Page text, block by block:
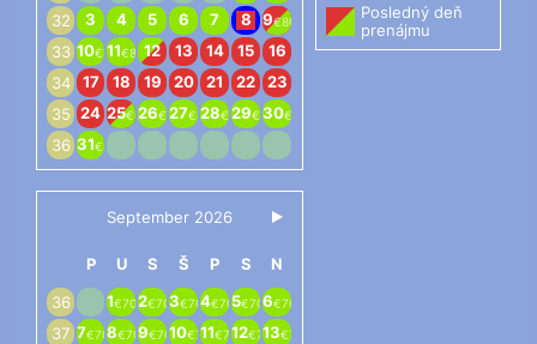
Posledný deň
prenájmu
32
3 4 5 6 7 8 9€80
33 10€80
11€8012 13 14 15
16
34
17 18 19 20 21 22
23
35 24 25€8026€8027€8028€8029€8030€80
36 31€80
September 2026
P U S Š P S
N
36
1€702€703€704€705€706€70
37 7€708€709€7010€7011€7012€7013€70